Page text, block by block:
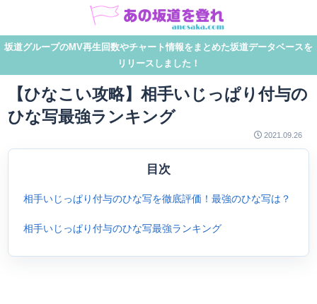
坂道グループのMV再生回数やチャート情報をまとめた坂道データベースを
リリースしました！
【ひなこい攻略】相手いじっぱり付与の
ひな写最強ランキング
2021.09.26
目次
相手いじっぱり付与のひな写を徹底評価！最強のひな写は？
相手いじっぱり付与のひな写最強ランキング